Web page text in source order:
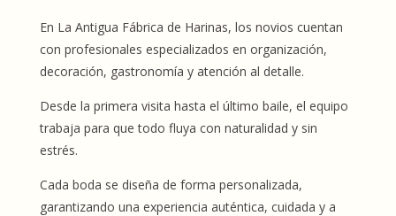
En La Antigua Fábrica de Harinas, los novios cuentan
con profesionales especializados en organización,
decoración, gastronomía y atención al detalle.
Desde la primera visita hasta el último baile, el equipo
trabaja para que todo fluya con naturalidad y sin
estrés.
Cada boda se diseña de forma personalizada,
garantizando una experiencia auténtica, cuidada y a